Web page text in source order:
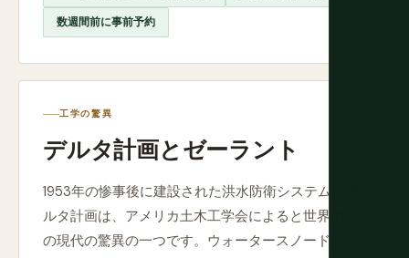
数週間前に事前予約
工学の驚異
デルタ計画とゼーラント
1953年の惨事後に建設された洪水防衛システム、デ
ルタ計画は、アメリカ土木工学会によると世界の7つ
の現代の驚異の一つです。ウォータースノードミュ